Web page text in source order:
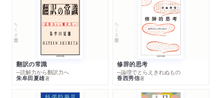
ちくま学芸文庫
翻訳の常識
─読解力から翻訳力へ
朱牟田夏雄著
ちくま学芸文庫
修辞的思考
─論理でとらえきれぬもの
香西秀信著